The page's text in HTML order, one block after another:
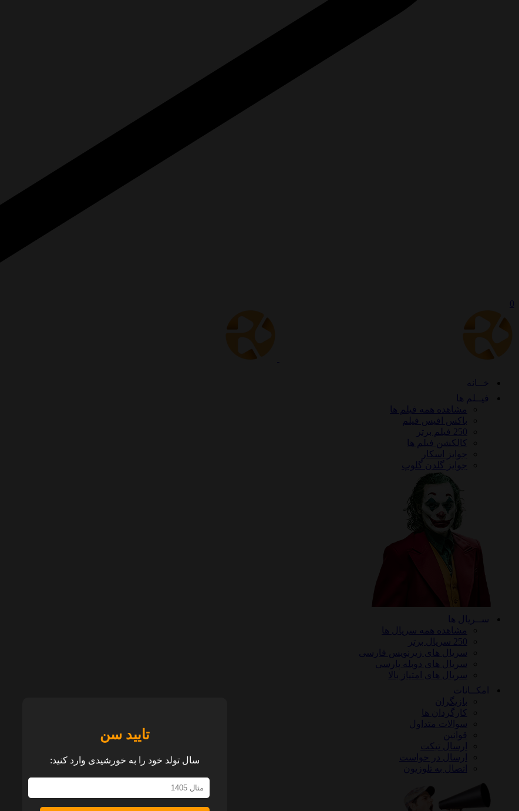
0
خــانه
فیــلم ها
مشاهده همه فیلم ها
باکس افیس فیلم
250 فیلم برتر
کالکشن فیلم ها
جوایز اسکار
جوایز گلدن گلوپ
ســریال ها
مشاهده همه سریال ها
250 سریال برتر
سریال های زیرنویس فارسی
سریال های دوبله پارسی
سریال های امتیاز بالا
امکــانات
بازیگران
کارگردان ها
سوالات متداول
قوانین
ارسال تیکت
ارسال در خواست
اتصال به تلوزیون
تایید سن
سال تولد خود را به خورشیدی وارد کنید: